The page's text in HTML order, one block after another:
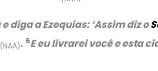
e diga a Ezequias:‘Assim diz o
(NAA). 6E eu livrarei você e esta